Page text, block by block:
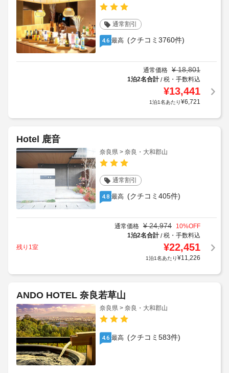
通常割引
4.6 最高 (クチコミ3760件)
通常価格 ¥ 18,801
1泊2名合計/税・手数料込
¥13,441
1泊1名あたり¥6,721
Hotel 鹿音
奈良県 > 奈良・大和郡山
通常割引
4.8 最高 (クチコミ405件)
通常価格 ¥ 24,974 10%OFF
1泊2名合計/税・手数料込
残り1室
¥22,451
1泊1名あたり¥11,226
ANDO HOTEL 奈良若草山
奈良県 > 奈良・大和郡山
4.6 最高 (クチコミ583件)